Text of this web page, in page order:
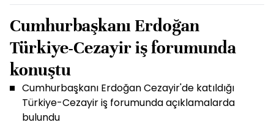
Cumhurbaşkanı Erdoğan
Türkiye-Cezayir iş forumunda
konuştu
Cumhurbaşkanı Erdoğan Cezayir'de katıldığı
Türkiye-Cezayir iş forumunda açıklamalarda
bulundu